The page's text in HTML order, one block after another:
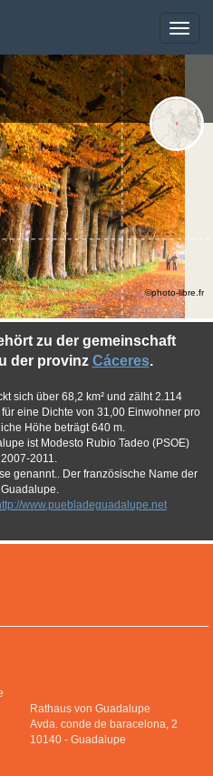
Toggle
Rathaus von Guadalupe
Avda. conde de baracelona, 2
10140 -Guadalupe
zu der gemeinschaft
der provinz Cáceres.
sich über 68,2 km² und zälht 2.114
eine Dichte von 31,00 Einwohner pro
Höhe beträgt 640 m.
ist Modesto Rubio Tadeo (PSOE)
2011.
genannt.. Der französische Name der
www.puebladeguadalupe.net
©photo-libre.fr
Toggle